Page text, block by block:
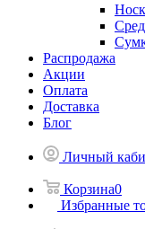
Распродажа
Акции
Оплата
Доставка
Блог
Личный
Корзина0
Избранные